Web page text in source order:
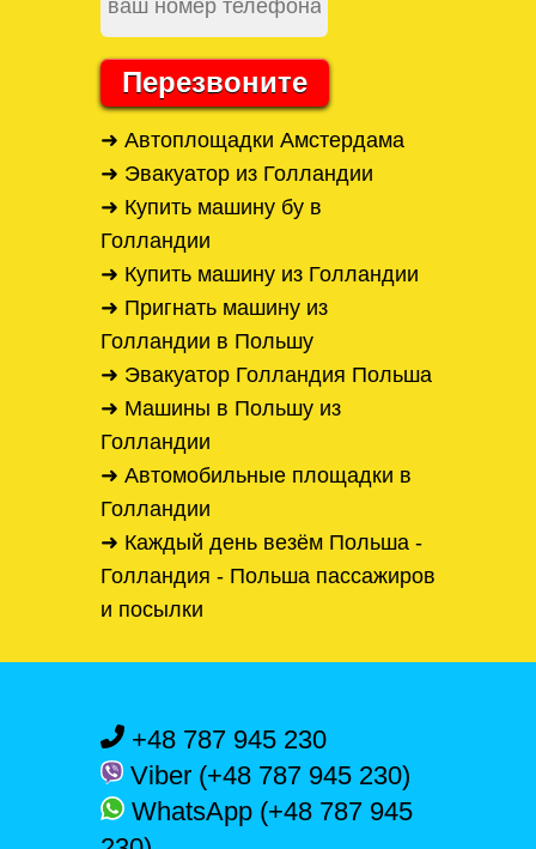
Перезвоните
➜ Автоплощадки Амстердама
➜ Эвакуатор из Голландии
➜ Купить машину бу в
Голландии
➜ Купить машину из Голландии
➜ Пригнать машину из
Голландии в Польшу
➜ Эвакуатор Голландия Польша
➜ Машины в Польшу из
Голландии
➜ Автомобильные площадки в
Голландии
➜ Каждый день везём Польша -
Голландия - Польша пассажиров
и посылки
+48 787 945 230
Viber (+48 787 945 230)
WhatsApp (+48 787 945